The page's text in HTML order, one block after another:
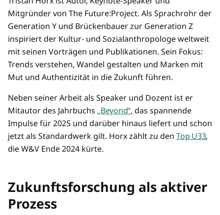
Mitgründer von The Future:Project. Als Sprachrohr der
Generation Y und Brückenbauer zur Generation Z
inspiriert der Kultur- und Sozialanthropologe weltweit
mit seinen Vorträgen und Publikationen. Sein Fokus:
Trends verstehen, Wandel gestalten und Marken mit
Mut und Authentizität in die Zukunft führen.
Neben seiner Arbeit als Speaker und Dozent ist er
Mitautor des Jahrbuchs „Beyond“, das spannende
Impulse für 2025 und darüber hinaus liefert und schon
jetzt als Standardwerk gilt. Horx zählt zu den Top U33,
die W&V Ende 2024 kürte.
Zukunftsforschung als aktiver
Prozess